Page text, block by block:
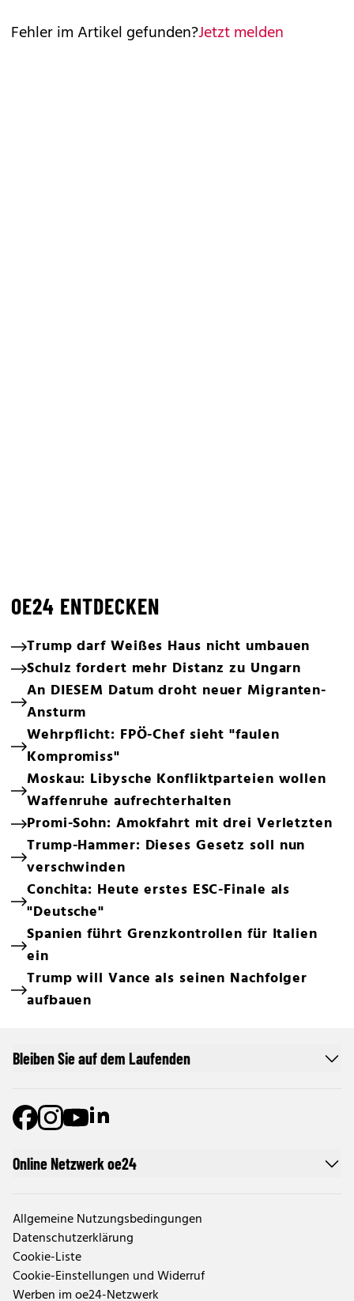
Fehler im Artikel gefunden?Jetzt melden
OE24 ENTDECKEN
Trump darf Weißes Haus nicht umbauen
Schulz fordert mehr Distanz zu Ungarn
An DIESEM Datum droht neuer Migranten-
Ansturm
Wehrpflicht: FPÖ-Chef sieht "faulen
Kompromiss"
Moskau: Libysche Konfliktparteien wollen
Waffenruhe aufrechterhalten
Promi-Sohn: Amokfahrt mit drei Verletzten
Trump-Hammer: Dieses Gesetz soll nun
verschwinden
Conchita: Heute erstes ESC-Finale als
"Deutsche"
Spanien führt Grenzkontrollen für Italien
ein
Trump will Vance als seinen Nachfolger
aufbauen
Online Netzwerk oe24
Allgemeine Nutzungsbedingungen
Datenschutzerklärung
Cookie-Liste
Cookie-Einstellungen und Widerruf
Werben im oe24-Netzwerk
Bleiben Sie auf dem Laufenden